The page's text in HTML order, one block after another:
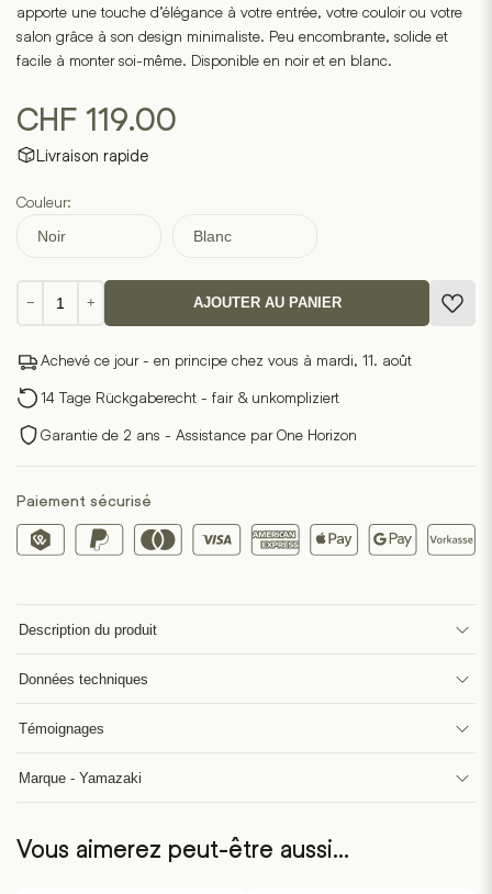
apporte une touche d’élégance à votre entrée, votre couloir ou votre
salon grâce à son design minimaliste. Peu encombrante, solide et
facile à monter soi-même. Disponible en noir et en blanc.
CHF 119.00
Livraison rapide
Couleur:
Noir Blanc
−
de
console
Tower
+ AJOUTER AU PANIER
Achevé ce jour - en principe chez vous à mardi, 11. août
14 Tage Rückgaberecht - fair & unkompliziert
Garantie de 2 ans - Assistance par One Horizon
Paiement sécurisé
Description du produit
Données techniques
Témoignages
Marque - Yamazaki
Vous aimerez peut-être aussi…